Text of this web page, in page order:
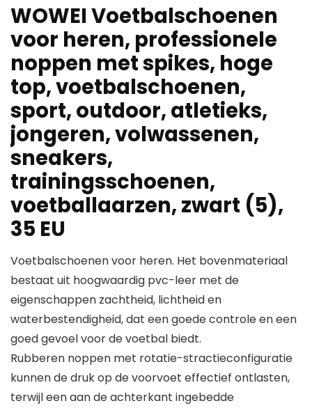
WOWEI Voetbalschoenen
voor heren, professionele
noppen met spikes, hoge
top, voetbalschoenen,
sport, outdoor, atletieks,
jongeren, volwassenen,
sneakers,
trainingsschoenen,
voetballaarzen, zwart (5),
35 EU
Voetbalschoenen voor heren. Het bovenmateriaal
bestaat uit hoogwaardig pvc-leer met de
eigenschappen zachtheid, lichtheid en
waterbestendigheid, dat een goede controle en een
goed gevoel voor de voetbal biedt.
Rubberen noppen met rotatie-stractieconfiguratie
kunnen de druk op de voorvoet effectief ontlasten,
terwijl een aan de achterkant ingebedde